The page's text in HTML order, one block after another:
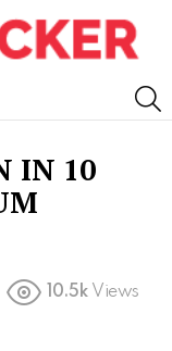
IN 10
10.5k Views